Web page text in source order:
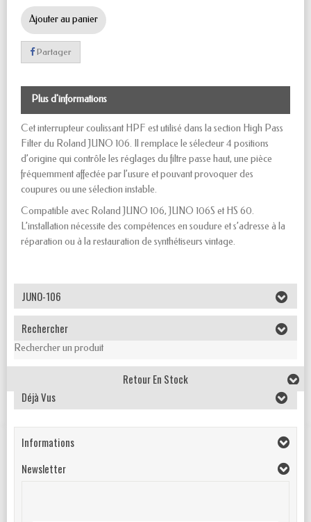
Ajouter au panier
Partager
Plus d'informations
Cet interrupteur coulissant HPF est utilisé dans la section High Pass
Filter du Roland JUNO 106. Il remplace le sélecteur 4 positions
d’origine qui contrôle les réglages du filtre passe haut, une pièce
fréquemment affectée par l’usure et pouvant provoquer des
coupures ou une sélection instable.
Compatible avec Roland JUNO 106, JUNO 106S et HS 60.
L’installation nécessite des compétences en soudure et s’adresse à la
réparation ou à la restauration de synthétiseurs vintage.
JUNO-106
Rechercher
Rechercher un produit
Retour En Stock
Déjà Vus
Informations
Newsletter